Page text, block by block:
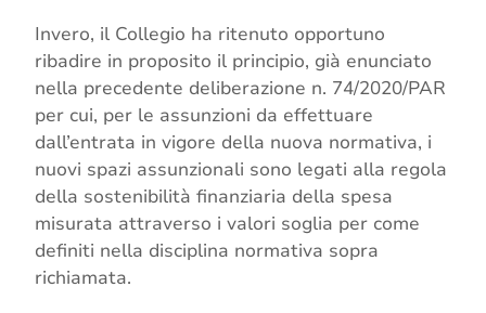
Invero, il Collegio ha ritenuto opportuno
ribadire in proposito il principio, già enunciato
nella precedente deliberazione n. 74/2020/PAR
per cui, per le assunzioni da effettuare
dall’entrata in vigore della nuova normativa, i
nuovi spazi assunzionali sono legati alla regola
della sostenibilità finanziaria della spesa
misurata attraverso i valori soglia per come
definiti nella disciplina normativa sopra
richiamata.